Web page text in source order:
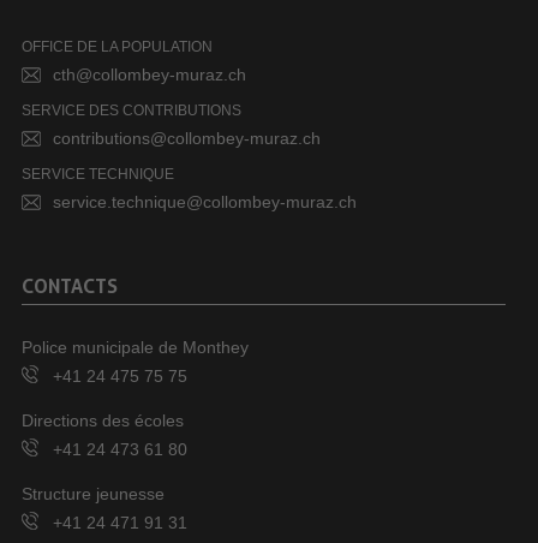
OFFICE DE LA POPULATION
cth@collombey-muraz.ch
SERVICE DES CONTRIBUTIONS
contributions@collombey-muraz.ch
SERVICE TECHNIQUE
service.technique@collombey-muraz.ch
CONTACTS
Police municipale de Monthey
+41 24 475 75 75
Directions des écoles
+41 24 473 61 80
Structure jeunesse
+41 24 471 91 31